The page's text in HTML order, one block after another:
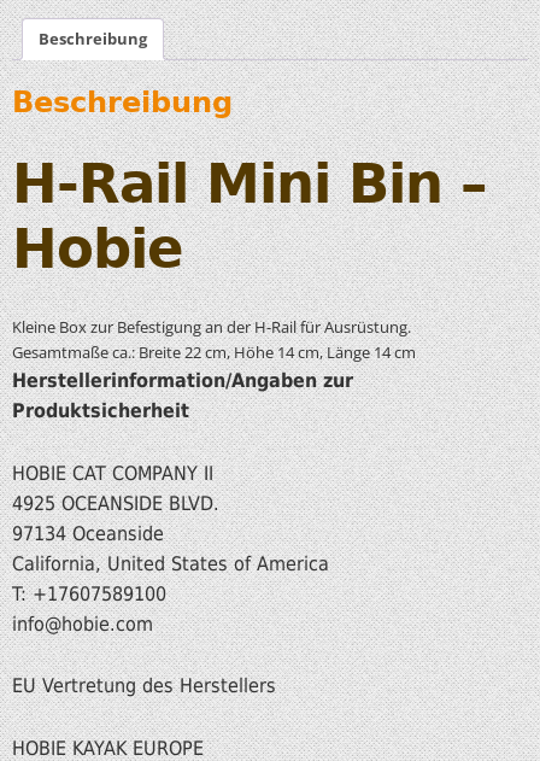
Beschreibung
Beschreibung
H-Rail Mini Bin –
Hobie
Kleine Box zur Befestigung an der H-Rail für Ausrüstung.
Gesamtmaße ca.: Breite 22 cm, Höhe 14 cm, Länge 14 cm
Herstellerinformation/Angaben zur
Produktsicherheit
HOBIE CAT COMPANY II
4925 OCEANSIDE BLVD.
97134 Oceanside
California, United States of America
T: +17607589100
info@hobie.com
EU Vertretung des Herstellers
HOBIE KAYAK EUROPE